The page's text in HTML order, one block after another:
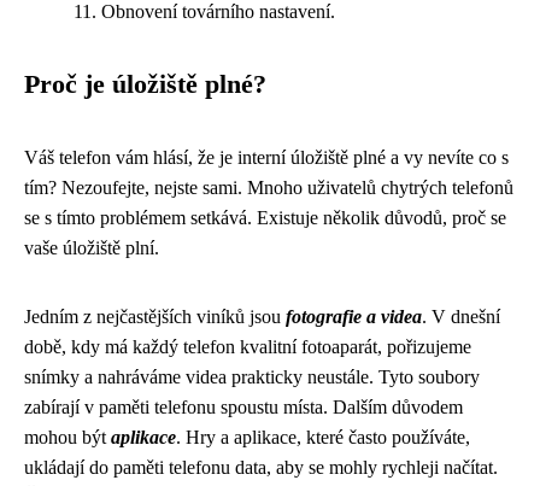
Obnovení továrního nastavení.
Proč je úložiště plné?
Váš telefon vám hlásí, že je interní úložiště plné a vy nevíte co s
tím? Nezoufejte, nejste sami. Mnoho uživatelů chytrých telefonů
se s tímto problémem setkává. Existuje několik důvodů, proč se
vaše úložiště plní.
Jedním z nejčastějších viníků jsou fotografie a videa. V dnešní
době, kdy má každý telefon kvalitní fotoaparát, pořizujeme
snímky a nahráváme videa prakticky neustále. Tyto soubory
zabírají v paměti telefonu spoustu místa. Dalším důvodem
mohou být aplikace. Hry a aplikace, které často používáte,
ukládají do paměti telefonu data, aby se mohly rychleji načítat.